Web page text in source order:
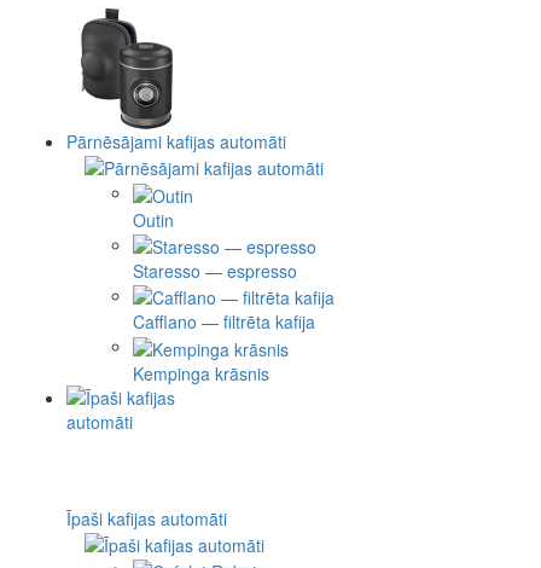
Pārnēsājami kafijas automāti
Outin
Staresso — espresso
Cafflano — filtrēta kafija
Kempinga krāsnis
Īpaši kafijas automāti